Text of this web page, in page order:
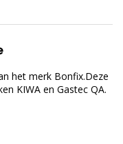
het merk Bonfix.Deze
KIWA en Gastec QA.